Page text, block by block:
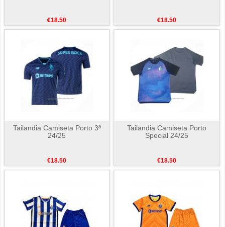
€18.50 €18.50
Tailandia Camiseta Porto 3ª
24/25
€18.50
Tailandia Camiseta Porto
Special 24/25
€18.50